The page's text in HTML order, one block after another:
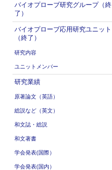
バイオプローブ研究グループ（終
了）
バイオプローブ応用研究ユニット
（終了）
研究内容
ユニットメンバー
研究業績
原著論文（英語）
総説など（英文）
和文誌・総説
和文著書
学会発表(国際）
学会発表(国内）